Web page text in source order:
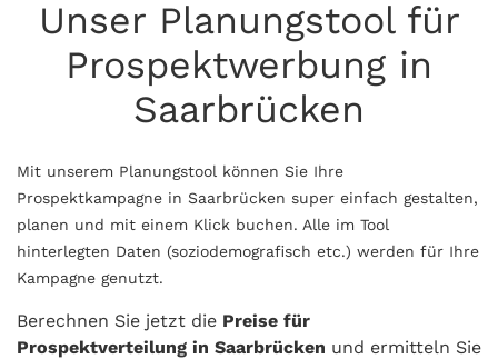
Unser Planungstool für
Prospektwerbung in
Saarbrücken
Mit unserem Planungstool können Sie Ihre
Prospektkampagne in Saarbrücken super einfach gestalten,
planen und mit einem Klick buchen. Alle im Tool
hinterlegten Daten (soziodemografisch etc.) werden für Ihre
Kampagne genutzt.
Berechnen Sie jetzt die Preise für
Prospektverteilung in Saarbrücken und ermitteln Sie